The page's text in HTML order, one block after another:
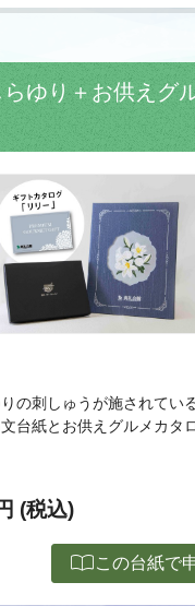
ゆり＋お供えグ
の刺しゅうが施されてい
台紙とお供えグルメカタ
(税込)
import_contactsこの台紙で